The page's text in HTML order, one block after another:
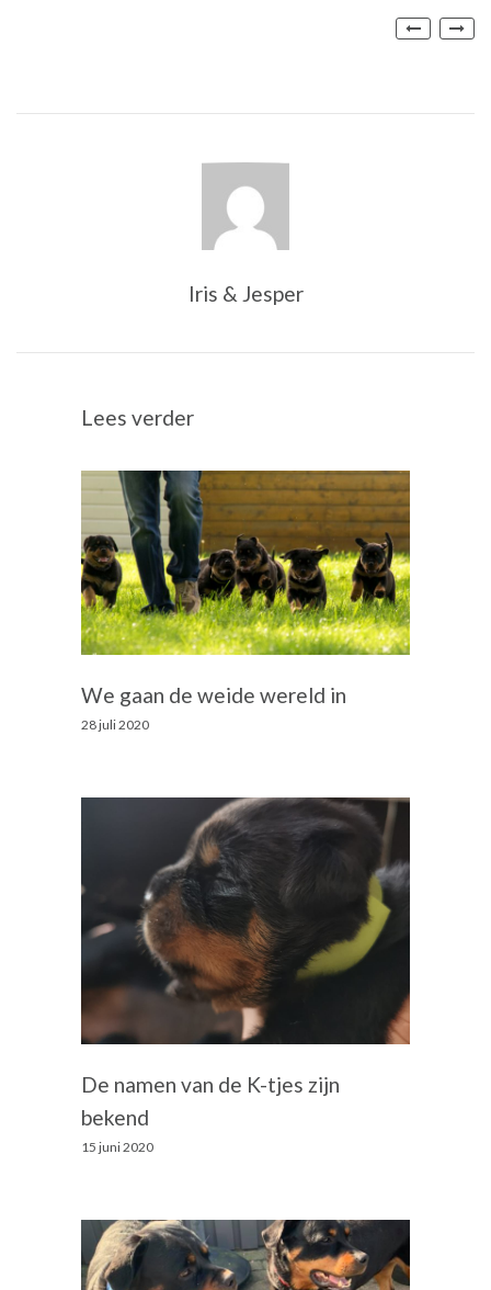
Post
Iris & Jesper
Lees verder
We gaan de weide wereld in
28 juli 2020
De namen van de K-tjes zijn
bekend
15 juni 2020